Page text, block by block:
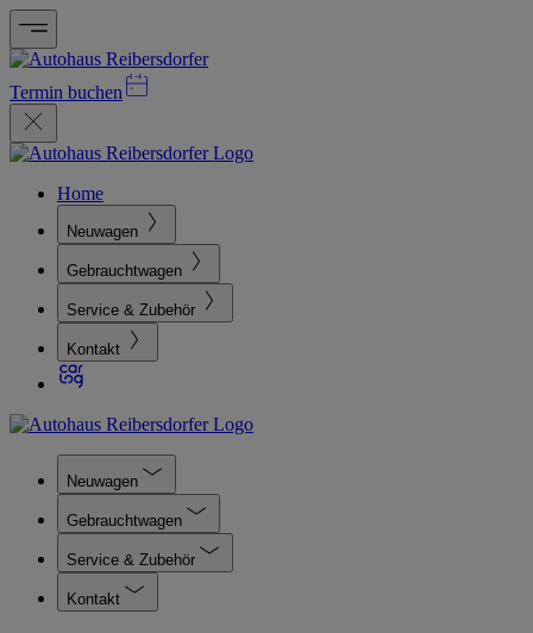
Termin buchen
Home
Neuwagen
Gebrauchtwagen
Service & Zubehör
Kontakt
Neuwagen
Gebrauchtwagen
Service & Zubehör
Kontakt